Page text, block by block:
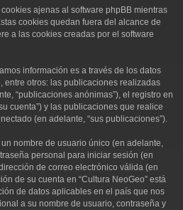
ajenas al software phpBB mientras
cookies quedan fuera del alcance de
a las cookies creadas por el software
información es a través de los datos
entre otros: las publicaciones realizadas
“publicaciones anónimas”), el registro en
cuenta”) y las publicaciones que realice
(en adelante, “sus publicaciones”).
nombre de usuario único (en adelante,
personal para iniciar sesión (en
de correo electrónico válida (en
de su cuenta en “Cultura NeoGeo” está
de datos aplicables en el país que nos
a su nombre de usuario, contraseña y